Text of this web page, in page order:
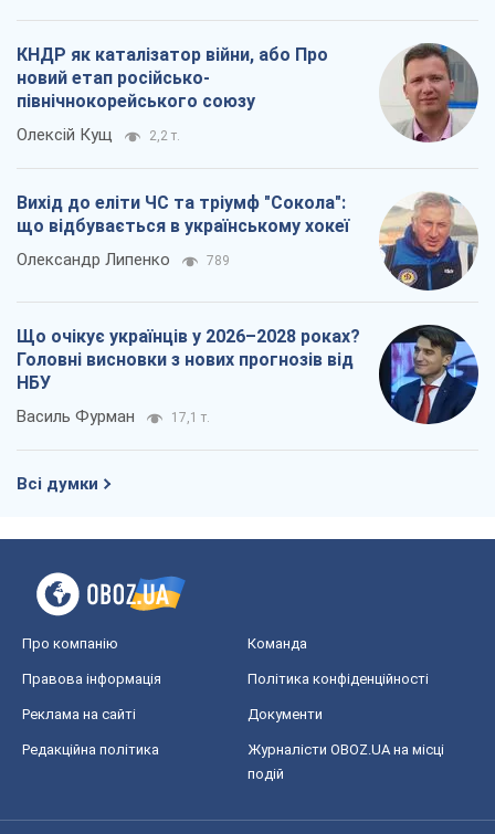
КНДР як каталізатор війни, або Про
новий етап російсько-
північнокорейського союзу
Олексій Кущ 2,2 т.
Вихід до еліти ЧС та тріумф "Сокола":
що відбувається в українському хокеї
Олександр Липенко 789
Що очікує українців у 2026–2028 роках?
Головні висновки з нових прогнозів від
НБУ
Василь Фурман 17,1 т.
Всі думки
Про компанію Команда
Правова інформація Політика конфіденційності
Реклама на сайті Документи
Редакційна політика
Журналісти OBOZ.UA на місці
подій